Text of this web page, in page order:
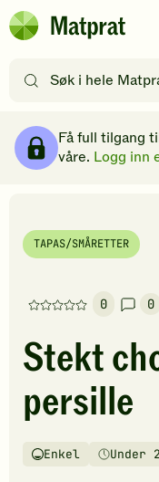
Hopp til hovedinnhold
Matprat
etter
filtre
Få full tilgang
våre. Logg inn
TAPAS/SMÅRETTER
0
Denne
har
foreløpig
ingen
vurderinger.
den
0
Stekt
persille
Vanskelighetsgrad
Enkel
TilberedningstidUnder